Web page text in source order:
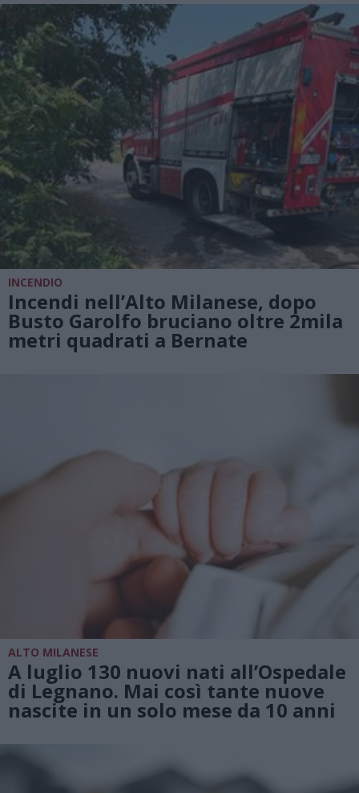
INCENDIO
Incendi nell’Alto Milanese, dopo
Busto Garolfo bruciano oltre 2mila
metri quadrati a Bernate
ALTO MILANESE
A luglio 130 nuovi nati all’Ospedale
di Legnano. Mai così tante nuove
nascite in un solo mese da 10 anni